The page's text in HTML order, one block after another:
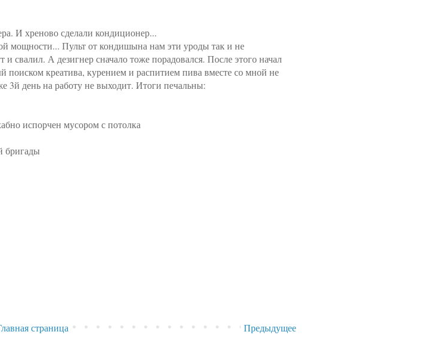
И хреново сделали кондиционер...
мощности... Пульт от кондишына нам эти уроды так и не
свалил. А дезигнер сначало тоже порадовался. После этого начал
поиском креатива, курением и распитием пива вместе со мной не
3й день на работу не выходит. Итоги печальны:
испорчен мусором с потолка
бригады
Предыдущее
страница